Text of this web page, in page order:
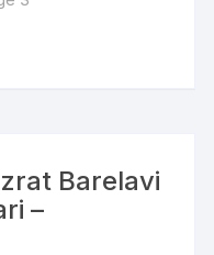
Barelavi
–